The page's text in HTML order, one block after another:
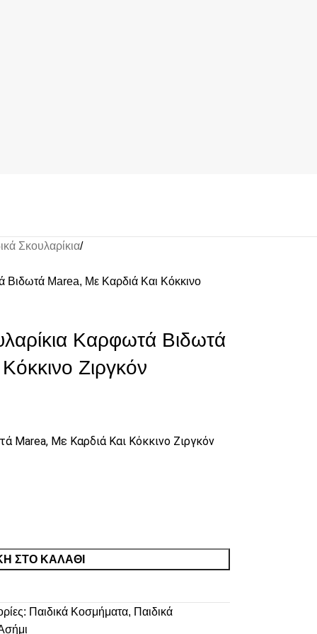
Σκουλαρίκια
Βιδωτά Marea, Με Καρδιά Και Κόκκινο
Καρφωτά Βιδωτά
Ζιργκόν
Marea, Με Καρδιά Και Κόκκινο Ζιργκόν
ΣΤΟ ΚΑΛΆΘΙ
Παιδικά Κοσμήματα, Παιδικά